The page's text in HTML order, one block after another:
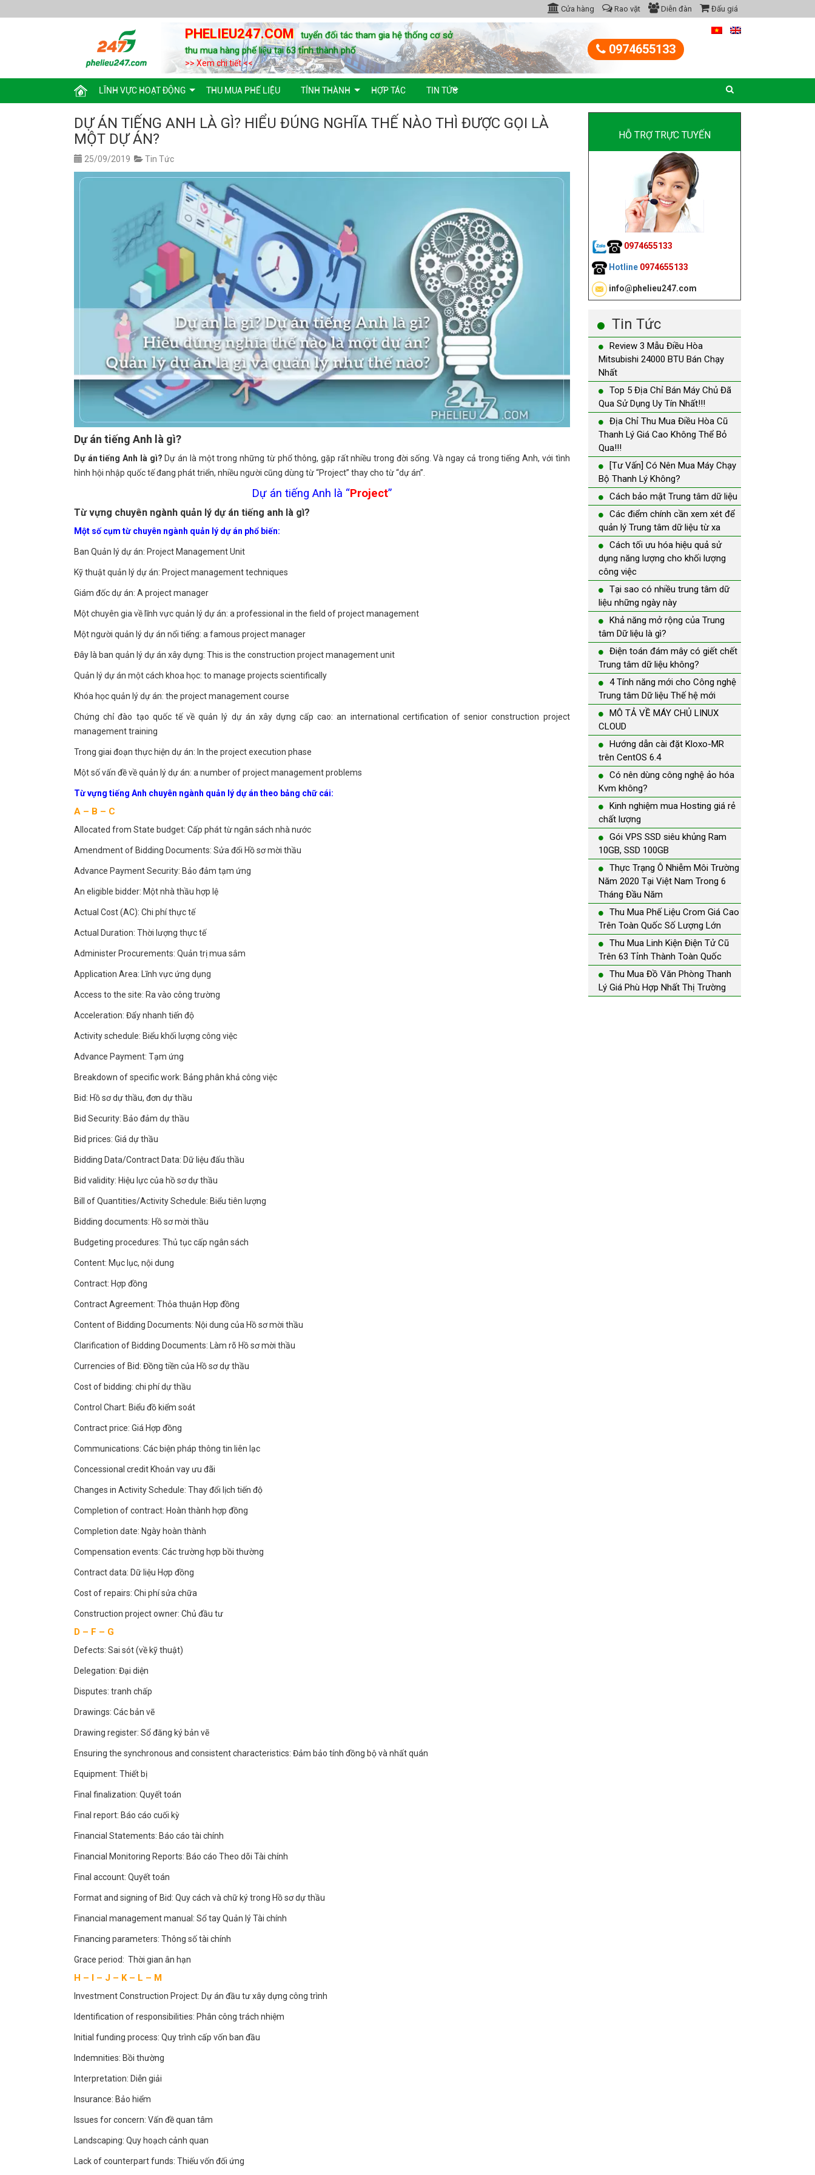
Cửa hàng Rao vặt Diễn đàn Đấu giá
PHELIEU247.COM
tuyển đối tác tham gia hệ thống cơ sở
thu mua hàng phế liệu tại 63 tỉnh thành phố
>> Xem chi tiết <<
0974655133
LĨNH VỰC HOẠT ĐỘNG THU MUA PHẾ LIỆU TỈNH THÀNH HỢP TÁC TIN TỨC
DỰ ÁN TIẾNG ANH LÀ GÌ? HIỂU ĐÚNG NGHĨA THẾ NÀO THÌ ĐƯỢC GỌI LÀ
MỘT DỰ ÁN?
25/09/2019 Tin Tức
Dự án tiếng Anh là gì?
Dự án tiếng Anh là gì? Dự án là một trong những từ phổ thông, gặp rất nhiều trong đời sống. Và ngay cả trong tiếng Anh, với tình
hình hội nhập quốc tế đang phát triển, nhiều người cũng dùng từ “Project” thay cho từ “dự án”.
Dự án tiếng Anh là “Project”
Từ vựng chuyên ngành quản lý dự án tiếng anh là gì?
Một số cụm từ chuyên ngành quản lý dự án phổ biến:
Ban Quản lý dự án: Project Management Unit
Kỹ thuật quản lý dự án: Project management techniques
Giám đốc dự án: A project manager
Một chuyên gia về lĩnh vực quản lý dự án: a professional in the field of project management
Một người quản lý dự án nổi tiếng: a famous project manager
Đây là ban quản lý dự án xây dựng: This is the construction project management unit
Quản lý dự án một cách khoa học: to manage projects scientifically
Khóa học quản lý dự án: the project management course
Chứng chỉ đào tạo quốc tế về quản lý dự án xây dựng cấp cao: an international certification of senior construction project
management training
Trong giai đoạn thực hiện dự án: In the project execution phase
Một số vấn đề về quản lý dự án: a number of project management problems
Từ vựng tiếng Anh chuyên ngành quản lý dự án theo bảng chữ cái:
A – B – C
Allocated from State budget: Cấp phát từ ngân sách nhà nước
Amendment of Bidding Documents: Sửa đổi Hồ sơ mời thầu
Advance Payment Security: Bảo đảm tạm ứng
An eligible bidder: Một nhà thầu hợp lệ
Actual Cost (AC): Chi phí thực tế
Actual Duration: Thời lượng thực tế
Administer Procurements: Quản trị mua sắm
Application Area: Lĩnh vực ứng dụng
Access to the site: Ra vào công trường
Acceleration: Đẩy nhanh tiến độ
Activity schedule: Biểu khối lượng công việc
Advance Payment: Tạm ứng
Breakdown of specific work: Bảng phân khả công việc
Bid: Hồ sơ dự thầu, đơn dự thầu
Bid Security: Bảo đảm dự thầu
Bid prices: Giá dự thầu
Bidding Data/Contract Data: Dữ liệu đấu thầu
Bid validity: Hiệu lực của hồ sơ dự thầu
Bill of Quantities/Activity Schedule: Biểu tiên lượng
Bidding documents: Hồ sơ mời thầu
Budgeting procedures: Thủ tục cấp ngân sách
Content: Mục lục, nội dung
Contract: Hợp đồng
Contract Agreement: Thỏa thuận Hợp đồng
Content of Bidding Documents: Nội dung của Hồ sơ mời thầu
Clarification of Bidding Documents: Làm rõ Hồ sơ mời thầu
Currencies of Bid: Đồng tiền của Hồ sơ dự thầu
Cost of bidding: chi phí dự thầu
Control Chart: Biểu đồ kiểm soát
Contract price: Giá Hợp đồng
Communications: Các biện pháp thông tin liên lạc
Concessional credit Khoản vay ưu đãi
Changes in Activity Schedule: Thay đổi lịch tiến độ
Completion of contract: Hoàn thành hợp đồng
Completion date: Ngày hoàn thành
Compensation events: Các trường hợp bồi thường
Contract data: Dữ liệu Hợp đồng
Cost of repairs: Chi phí sửa chữa
Construction project owner: Chủ đầu tư
D – F – G
Defects: Sai sót (về kỹ thuật)
Delegation: Đại diện
Disputes: tranh chấp
Drawings: Các bản vẽ
Drawing register: Sổ đăng ký bản vẽ
Ensuring the synchronous and consistent characteristics: Đảm bảo tính đồng bộ và nhất quán
Equipment: Thiết bị
Final finalization: Quyết toán
Final report: Báo cáo cuối kỳ
Financial Statements: Báo cáo tài chính
Financial Monitoring Reports: Báo cáo Theo dõi Tài chính
Final account: Quyết toán
Format and signing of Bid: Quy cách và chữ ký trong Hồ sơ dự thầu
Financial management manual: Sổ tay Quản lý Tài chính
Financing parameters: Thông số tài chính
Grace period: Thời gian ân hạn
H – I – J – K – L – M
Investment Construction Project: Dự án đầu tư xây dựng công trình
Identification of responsibilities: Phân công trách nhiệm
Initial funding process: Quy trình cấp vốn ban đầu
Indemnities: Bồi thường
Interpretation: Diễn giải
Insurance: Bảo hiểm
Issues for concern: Vấn đề quan tâm
Landscaping: Quy hoạch cảnh quan
Lack of counterpart funds: Thiếu vốn đối ứng
HỖ TRỢ TRỰC TUYẾN
0974655133
Hotline 0974655133
info@phelieu247.com
Tin Tức
Review 3 Mẫu Điều Hòa
Mitsubishi 24000 BTU Bán Chạy
Nhất
Top 5 Địa Chỉ Bán Máy Chủ Đã
Qua Sử Dụng Uy Tín Nhất!!!
Địa Chỉ Thu Mua Điều Hòa Cũ
Thanh Lý Giá Cao Không Thể Bỏ
Qua!!!
[Tư Vấn] Có Nên Mua Máy Chạy
Bộ Thanh Lý Không?
Cách bảo mật Trung tâm dữ liệu
Các điểm chính cần xem xét để
quản lý Trung tâm dữ liệu từ xa
Cách tối ưu hóa hiệu quả sử
dụng năng lượng cho khối lượng
công việc
Tại sao có nhiều trung tâm dữ
liệu những ngày này
Khả năng mở rộng của Trung
tâm Dữ liệu là gì?
Điện toán đám mây có giết chết
Trung tâm dữ liệu không?
4 Tính năng mới cho Công nghệ
Trung tâm Dữ liệu Thế hệ mới
MÔ TẢ VỀ MÁY CHỦ LINUX
CLOUD
Hướng dẫn cài đặt Kloxo-MR
trên CentOS 6.4
Có nên dùng công nghệ ảo hóa
Kvm không?
Kinh nghiệm mua Hosting giá rẻ
chất lượng
Gói VPS SSD siêu khủng Ram
10GB, SSD 100GB
Thực Trạng Ô Nhiễm Môi Trường
Năm 2020 Tại Việt Nam Trong 6
Tháng Đầu Năm
Thu Mua Phế Liệu Crom Giá Cao
Trên Toàn Quốc Số Lượng Lớn
Thu Mua Linh Kiện Điện Tử Cũ
Trên 63 Tỉnh Thành Toàn Quốc
Thu Mua Đồ Văn Phòng Thanh
Lý Giá Phù Hợp Nhất Thị Trường